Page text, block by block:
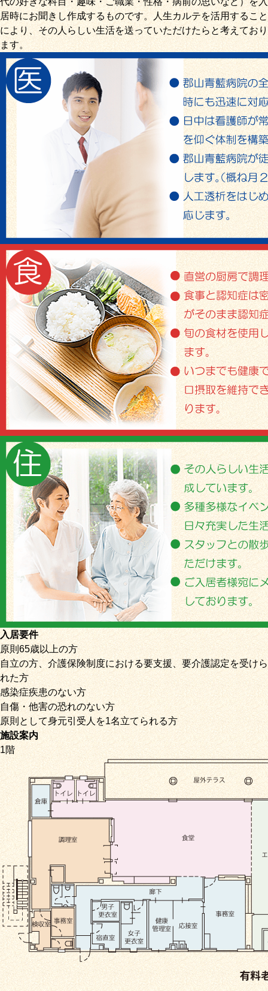
居時にお聞きし作成するものです。人生カルテを活用すること
により、その人らしい生活を送っていただけたらと考えており
ます。
入居要件
原則65歳以上の方
自立の方、介護保険制度における要支援、要介護認定を受けら
れた方
感染症疾患のない方
自傷・他害の恐れのない方
原則として身元引受人を1名立てられる方
施設案内
1階